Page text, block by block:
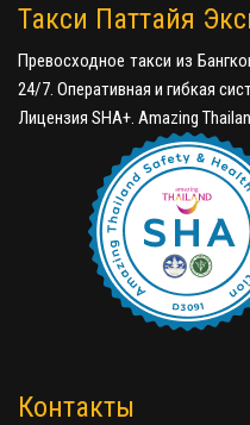
Такси Паттайя
Превосходное такси из
24/7. Оперативная и гибкая
Лицензия SHA+. Amazing
Контакты